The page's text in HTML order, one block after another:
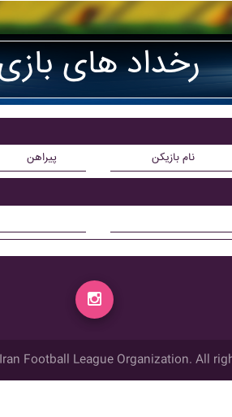
رخداد های
پیراهن نام بازیکن
Football League Organization. All